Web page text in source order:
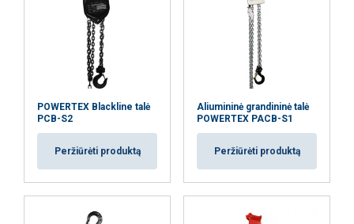
POWERTEX Blackline talė
PCB-S2
Peržiūrėti produktą
Aliumininė grandininė talė
POWERTEX PACB-S1
Peržiūrėti produktą